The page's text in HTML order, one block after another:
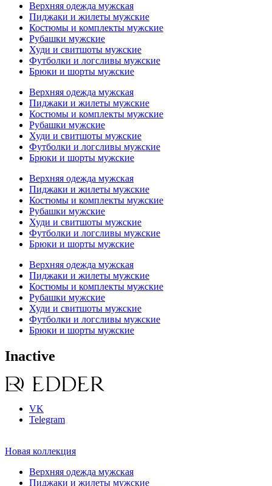
Верхняя одежда мужская
Пиджаки и жилеты мужские
Костюмы и комплекты мужские
Рубашки мужские
Худи и свитшоты мужские
Футболки и логсливы мужские
Брюки и шорты мужские
Верхняя одежда мужская
Пиджаки и жилеты мужские
Костюмы и комплекты мужские
Рубашки мужские
Худи и свитшоты мужские
Футболки и логсливы мужские
Брюки и шорты мужские
Верхняя одежда мужская
Пиджаки и жилеты мужские
Костюмы и комплекты мужские
Рубашки мужские
Худи и свитшоты мужские
Футболки и логсливы мужские
Брюки и шорты мужские
Верхняя одежда мужская
Пиджаки и жилеты мужские
Костюмы и комплекты мужские
Рубашки мужские
Худи и свитшоты мужские
Футболки и логсливы мужские
Брюки и шорты мужские
Inactive
VK
Telegram
Новая коллекция
Верхняя одежда мужская
Пиджаки и жилеты мужские